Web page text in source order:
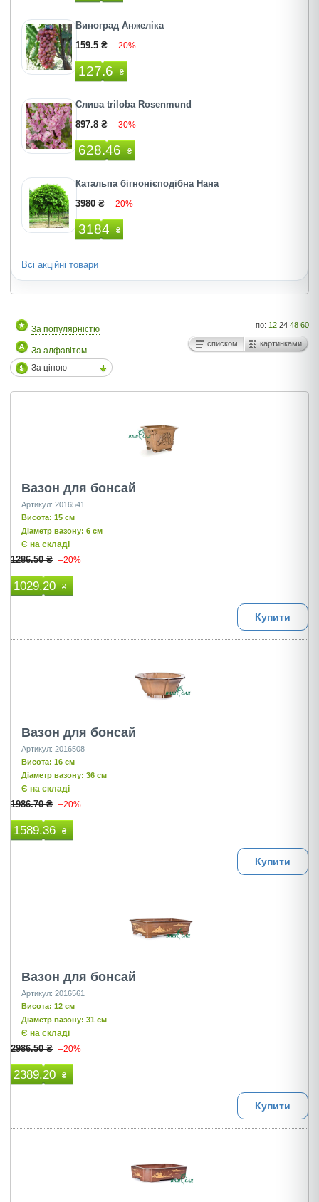
Виноград Анжеліка
159.5 ₴ –20%
127.6 ₴
Слива triloba Rosenmund
897.8 ₴ –30%
628.46 ₴
Катальпа бігнонієподібна Нана
3980 ₴ –20%
3184 ₴
Всі акційні товари
За популярністю
За алфавітом
За ціною
по: 12 24 48 60
списком картинками
Вазон для бонсай
Артикул: 2016541
Висота: 15 см
Діаметр вазону: 6 см
Є на складі
1286.50 ₴ –20%
1029.20 ₴
Купити
Вазон для бонсай
Артикул: 2016508
Висота: 16 см
Діаметр вазону: 36 см
Є на складі
1986.70 ₴ –20%
1589.36 ₴
Купити
Вазон для бонсай
Артикул: 2016561
Висота: 12 см
Діаметр вазону: 31 см
Є на складі
2986.50 ₴ –20%
2389.20 ₴
Купити